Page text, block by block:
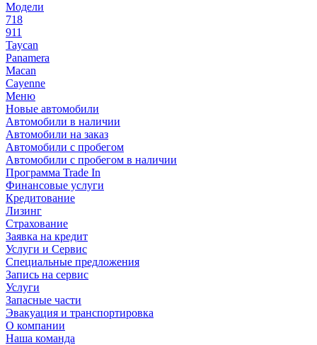
Модели
718
911
Taycan
Panamera
Macan
Cayenne
Меню
Новые автомобили
Автомобили в наличии
Автомобили на заказ
Автомобили с пробегом
Автомобили с пробегом в наличии
Программа Trade In
Финансовые услуги
Кредитование
Лизинг
Страхование
Заявка на кредит
Услуги и Сервис
Специальные предложения
Запись на сервис
Услуги
Запасные части
Эвакуация и транспортировка
О компании
Наша команда